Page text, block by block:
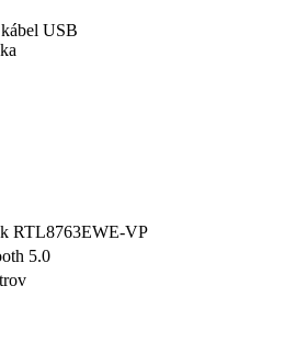
USB
RTL8763EWE-VP
5.0